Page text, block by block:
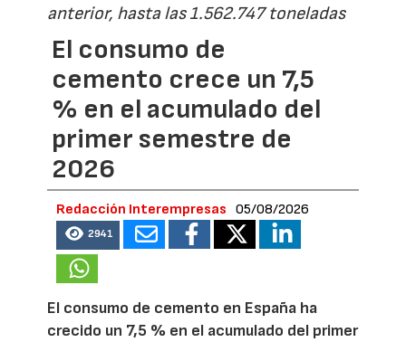
anterior, hasta las 1.562.747 toneladas
El consumo de
cemento crece un 7,5
% en el acumulado del
primer semestre de
2026
Redacción Interempresas 05/08/2026
2941
El consumo de cemento en España ha
crecido un 7,5 % en el acumulado del primer